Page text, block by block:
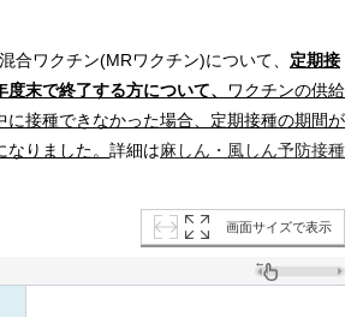
合ワクチン(MRワクチン)について、 定期接
末で終了する方について、 ワクチンの供給
に接種できなかった場合、定期接種の期間が
りました。 詳細は麻しん・風しん予防接種
画面サイズで表示